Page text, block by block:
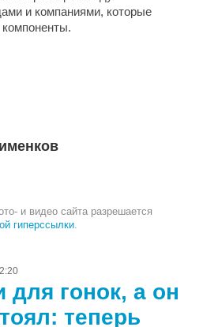
и компаниями, которые
и видео сайта разрешается
гиперссылки
для гонок, а он
теперь